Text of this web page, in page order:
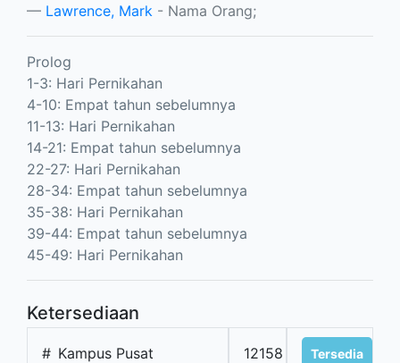
Lawrence, Mark - Nama Orang;
Prolog
1-3: Hari Pernikahan
4-10: Empat tahun sebelumnya
11-13: Hari Pernikahan
14-21: Empat tahun sebelumnya
22-27: Hari Pernikahan
28-34: Empat tahun sebelumnya
35-38: Hari Pernikahan
39-44: Empat tahun sebelumnya
45-49: Hari Pernikahan
Ketersediaan
# Kampus Pusat
12158 Tersedia